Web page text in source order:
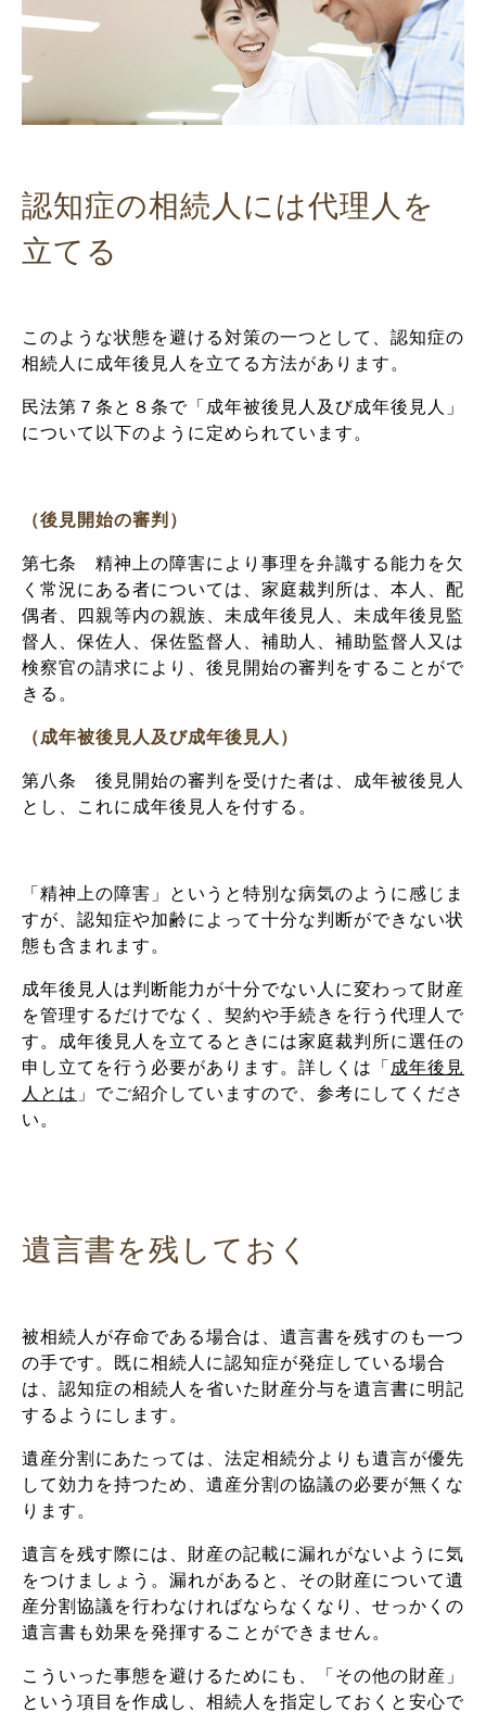
認知症の相続人には代理人を
立てる
このような状態を避ける対策の一つとして、認知症の
相続人に成年後見人を立てる方法があります。
民法第７条と８条で「成年被後見人及び成年後見人」
について以下のように定められています。
（後見開始の審判）
第七条 精神上の障害により事理を弁識する能力を欠
く常況にある者については、家庭裁判所は、本人、配
偶者、四親等内の親族、未成年後見人、未成年後見監
督人、保佐人、保佐監督人、補助人、補助監督人又は
検察官の請求により、後見開始の審判をすることがで
きる。
（成年被後見人及び成年後見人）
第八条 後見開始の審判を受けた者は、成年被後見人
とし、これに成年後見人を付する。
「精神上の障害」というと特別な病気のように感じま
すが、認知症や加齢によって十分な判断ができない状
態も含まれます。
成年後見人は判断能力が十分でない人に変わって財産
を管理するだけでなく、契約や手続きを行う代理人で
す。成年後見人を立てるときには家庭裁判所に選任の
申し立てを行う必要があります。詳しくは「 成年後見
人とは 」でご紹介していますので、参考にしてくださ
い。
遺言書を残しておく
被相続人が存命である場合は、遺言書を残すのも一つ
の手です。既に相続人に認知症が発症している場合
は、認知症の相続人を省いた財産分与を遺言書に明記
するようにします。
遺産分割にあたっては、法定相続分よりも遺言が優先
して効力を持つため、遺産分割の協議の必要が無くな
ります。
遺言を残す際には、財産の記載に漏れがないように気
をつけましょう。漏れがあると、その財産について遺
産分割協議を行わなければならなくなり、せっかくの
遺言書も効果を発揮することができません。
こういった事態を避けるためにも、「その他の財産」
という項目を作成し、相続人を指定しておくと安心で